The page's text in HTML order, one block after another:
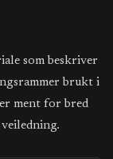
som beskriver
brukt i
ment for bred